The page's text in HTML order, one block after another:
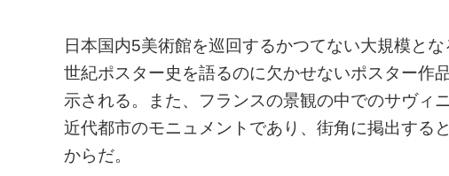
日本国内5美術館を巡回するかつてない大規模と
世紀ポスター史を語るのに欠かせないポスター作
示される。また、フランスの景観の中でのサヴィ
近代都市のモニュメントであり、街角に掲出する
からだ。